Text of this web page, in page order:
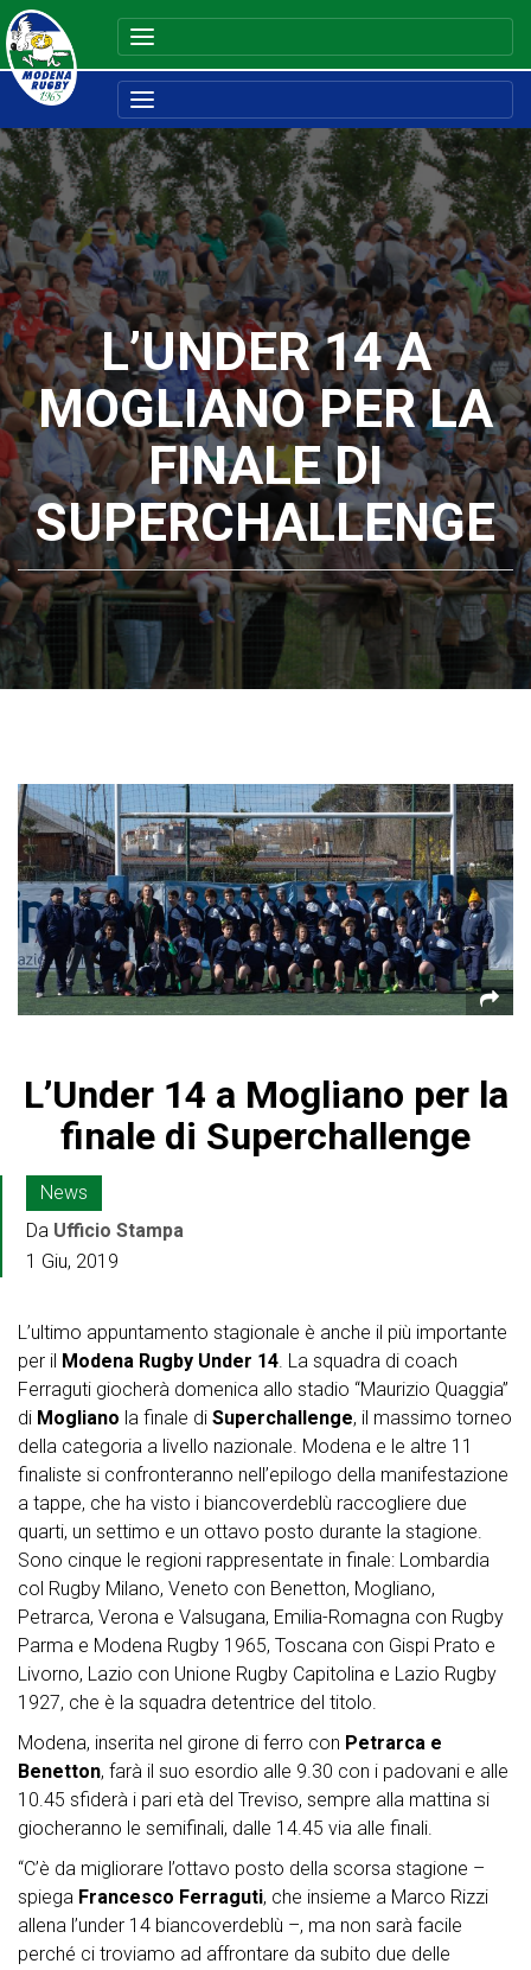
L’UNDER 14 A
MOGLIANO PER LA
FINALE DI
SUPERCHALLENGE
L’Under 14 a Mogliano per la
finale di Superchallenge
News
Da Ufficio Stampa
1 Giu, 2019
L’ultimo appuntamento stagionale è anche il più importante
per il Modena Rugby Under 14. La squadra di coach
Ferraguti giocherà domenica allo stadio “Maurizio Quaggia”
di Mogliano la finale di Superchallenge, il massimo torneo
della categoria a livello nazionale. Modena e le altre 11
finaliste si confronteranno nell’epilogo della manifestazione
a tappe, che ha visto i biancoverdeblù raccogliere due
quarti, un settimo e un ottavo posto durante la stagione.
Sono cinque le regioni rappresentate in finale: Lombardia
col Rugby Milano, Veneto con Benetton, Mogliano,
Petrarca, Verona e Valsugana, Emilia-Romagna con Rugby
Parma e Modena Rugby 1965, Toscana con Gispi Prato e
Livorno, Lazio con Unione Rugby Capitolina e Lazio Rugby
1927, che è la squadra detentrice del titolo.
Modena, inserita nel girone di ferro con Petrarca e
Benetton, farà il suo esordio alle 9.30 con i padovani e alle
10.45 sfiderà i pari età del Treviso, sempre alla mattina si
giocheranno le semifinali, dalle 14.45 via alle finali.
“C’è da migliorare l’ottavo posto della scorsa stagione –
spiega Francesco Ferraguti, che insieme a Marco Rizzi
allena l’under 14 biancoverdeblù –, ma non sarà facile
perché ci troviamo ad affrontare da subito due delle